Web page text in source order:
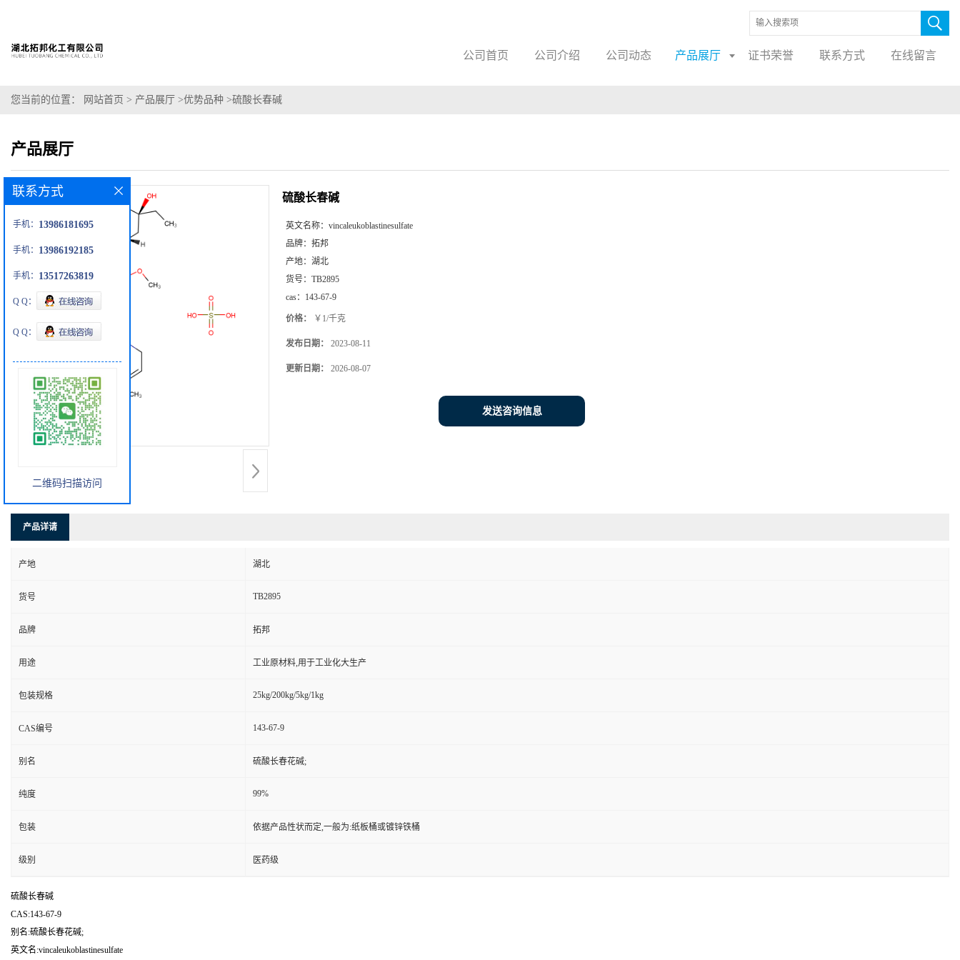
公司首页 公司介绍 公司动态 产品展厅 证书荣誉 联系方式 在线留言
您当前的位置： 网站首页 > 产品展厅 >优势品种 >硫酸长春碱
产品展厅
硫酸长春碱
英文名称： vincaleukoblastinesulfate
品牌： 拓邦
产地： 湖北
货号： TB2895
cas： 143-67-9
价格： ￥1/千克
发布日期： 2023-08-11
更新日期： 2026-08-07
发送咨询信息
产品详请
产地 湖北
货号 TB2895
品牌 拓邦
用途 工业原材料,用于工业化大生产
包装规格 25kg/200kg/5kg/1kg
CAS编号 143-67-9
别名 硫酸长春花碱;
纯度 99%
包装 依据产品性状而定,一般为:纸板桶或镀锌铁桶
级别 医药级
硫酸长春碱
CAS:143-67-9
别名:硫酸长春花碱;
英文名:vincaleukoblastinesulfate
联系方式
手机： 13986181695
手机： 13986192185
手机： 13517263819
Q Q：
Q Q：
二维码扫描访问